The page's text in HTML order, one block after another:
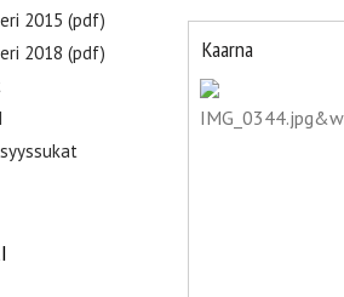
Kaarna
2015 (pdf)
2018 (pdf)